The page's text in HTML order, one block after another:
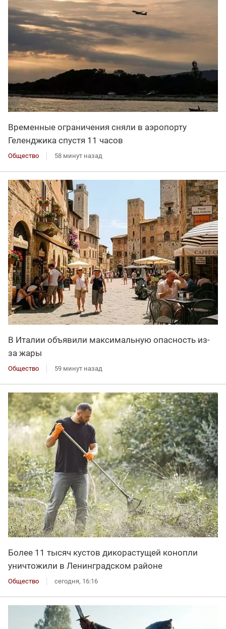
Временные ограничения сняли в аэропорту
Геленджика спустя 11 часов
Общество 58 минут назад
В Италии объявили максимальную опасность из-
за жары
Общество 59 минут назад
Более 11 тысяч кустов дикорастущей конопли
уничтожили в Ленинградском районе
Общество сегодня, 16:16